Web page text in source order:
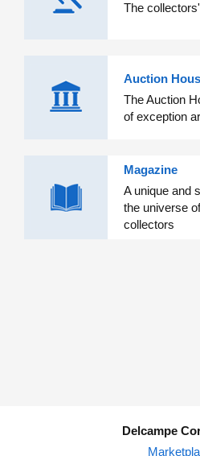
The
Auction
The Auction
of exception
Magazine
A unique and
the universe
collectors
Delcampe